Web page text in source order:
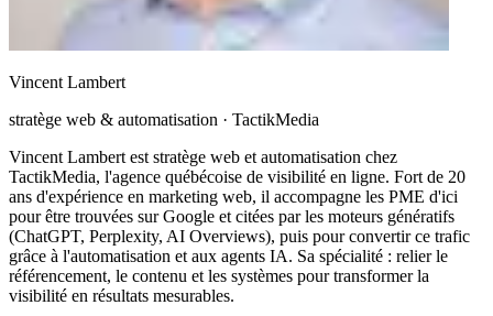
Vincent Lambert
stratège web & automatisation · TactikMedia
Vincent Lambert est stratège web et automatisation chez
TactikMedia, l'agence québécoise de visibilité en ligne. Fort de 20
ans d'expérience en marketing web, il accompagne les PME d'ici
pour être trouvées sur Google et citées par les moteurs génératifs
(ChatGPT, Perplexity, AI Overviews), puis pour convertir ce trafic
grâce à l'automatisation et aux agents IA. Sa spécialité : relier le
référencement, le contenu et les systèmes pour transformer la
visibilité en résultats mesurables.